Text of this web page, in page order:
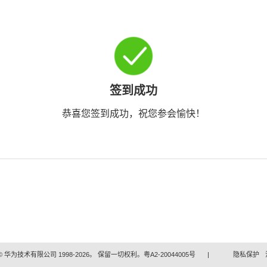
签到成功
恭喜您签到成功，祝您参会愉快！
华为技术有限公司 1998-2026。 保留一切权利。粤A2-20044005号 | 隐私保护